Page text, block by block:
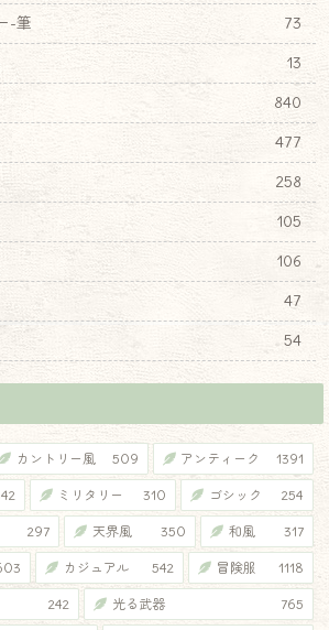
-筆
73
13
840
477
258
105
106
47
54
カントリー風 509 アンティーク 1391
ミリタリー 310 ゴシック 254
297 天界風 350 和風 317
カジュアル 542 冒険服 1118
242 光る武器 765